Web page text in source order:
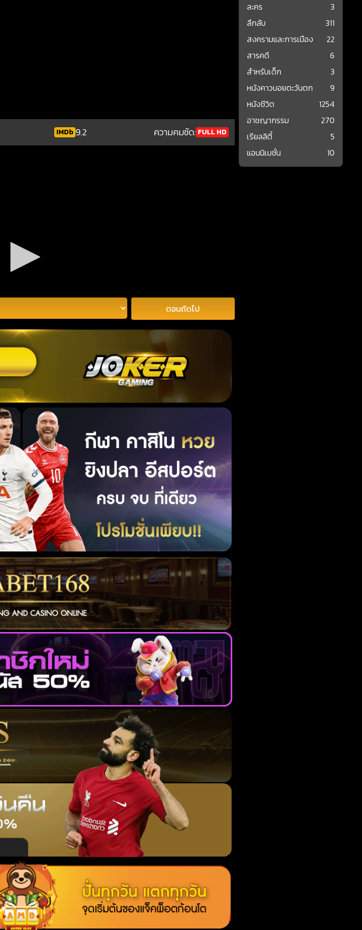
IMDb 9.2 ความคมชัด: FULL HD
ตอนถัดไป
ละคร
3
ลึกลับ
311
สงครามและการเมือง
22
สารคดี
6
สำหรับเด็ก
3
หนังคาวบอยตะวันตก
9
หนังชีวิต
1254
อาชญากรรม
270
เรียลลิตี้
5
แอนนิเมชั่น
10